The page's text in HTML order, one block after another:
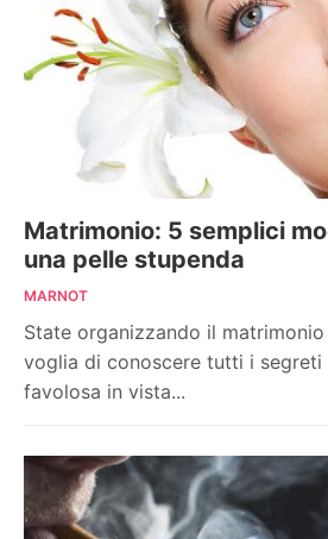
Matrimonio: 5 semplici
una pelle stupenda
MARNOT
State organizzando il
voglia di conoscere tutti i segreti
favolosa in vista...